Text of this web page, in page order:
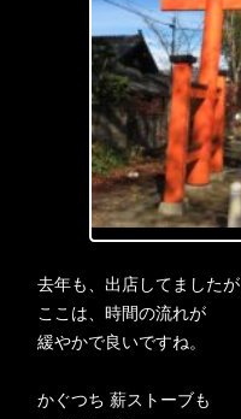
去年も、出店してましたが
ここは、時間の流れが
緩やかで良いですね。
かぐつち 薪ストーブも